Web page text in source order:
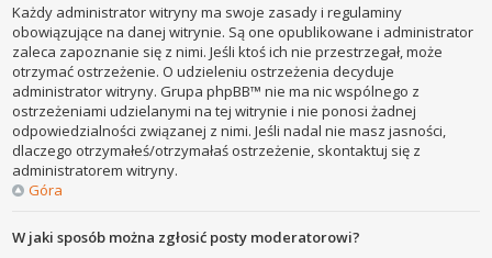
Każdy administrator witryny ma swoje zasady i regulaminy
obowiązujące na danej witrynie. Są one opublikowane i administrator
zaleca zapoznanie się z nimi. Jeśli ktoś ich nie przestrzegał, może
otrzymać ostrzeżenie. O udzieleniu ostrzeżenia decyduje
administrator witryny. Grupa phpBB™ nie ma nic wspólnego z
ostrzeżeniami udzielanymi na tej witrynie i nie ponosi żadnej
odpowiedzialności związanej z nimi. Jeśli nadal nie masz jasności,
dlaczego otrzymałeś/otrzymałaś ostrzeżenie, skontaktuj się z
administratorem witryny.
Góra
W jaki sposób można zgłosić posty moderatorowi?